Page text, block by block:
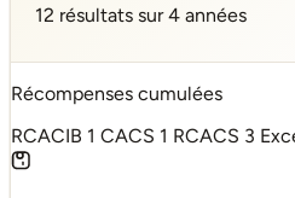
12 résultats sur 4 années
Récompenses cumulées
RCACIB 1 CACS 1 RCACS 3